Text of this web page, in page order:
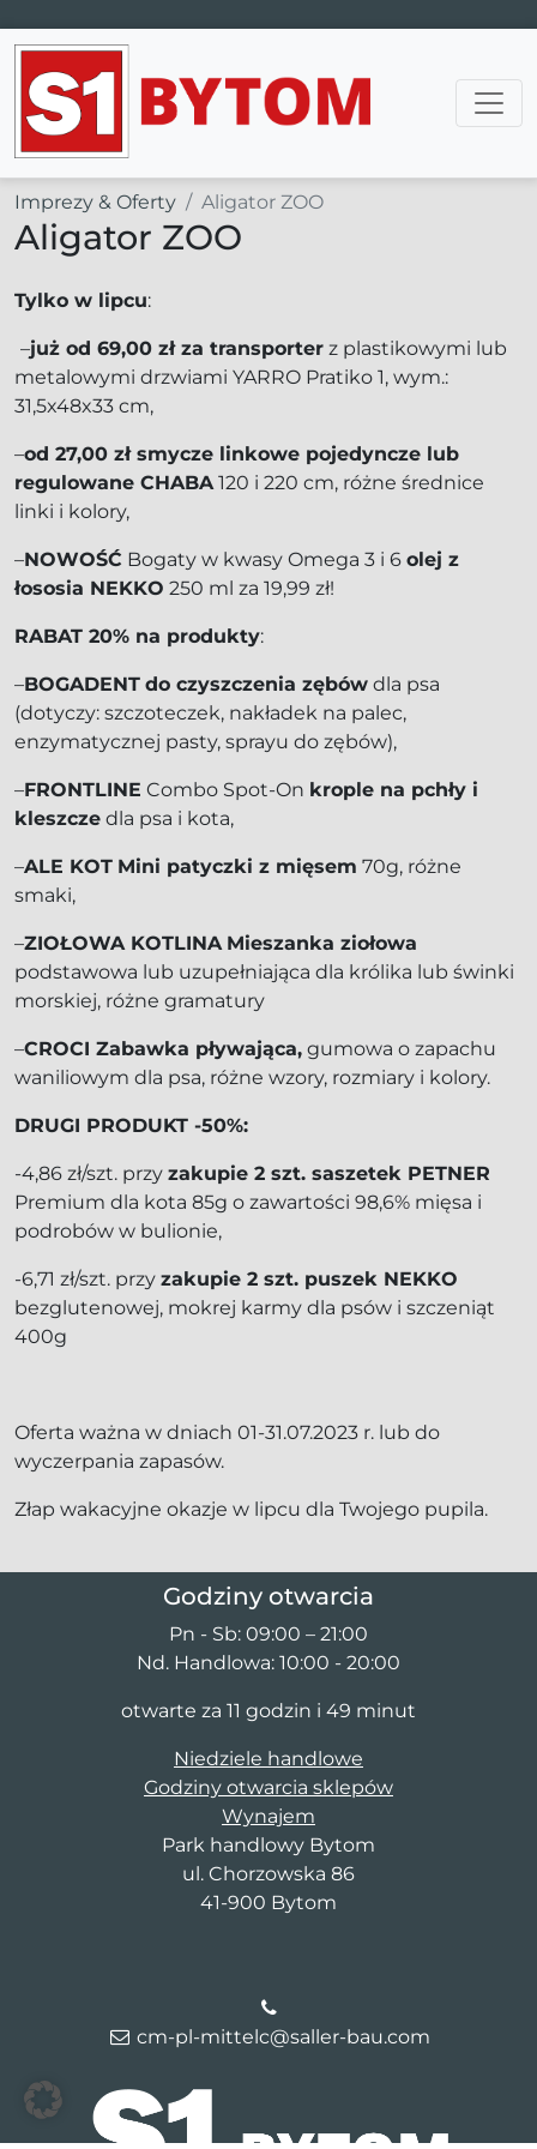
Main Navigation
Imprezy & Oferty Aligator ZOO
Aligator ZOO
Tylko w lipcu:
–już od 69,00 zł za transporter z plastikowymi lub
metalowymi drzwiami YARRO Pratiko 1, wym.:
31,5x48x33 cm,
–od 27,00 zł smycze linkowe pojedyncze lub
regulowane CHABA120 i 220 cm, różne średnice
linki i kolory,
–NOWOŚĆ Bogaty w kwasy Omega 3 i 6 olej z
łososia NEKKO 250 ml za 19,99 zł!
RABAT 20% na produkty:
–BOGADENT do czyszczenia zębów dla psa
(dotyczy: szczoteczek, nakładek na palec,
enzymatycznej pasty, sprayu do zębów),
–FRONTLINE Combo Spot-On krople na pchły i
kleszcze dla psa i kota,
–ALE KOT Mini patyczki z mięsem 70g, różne
smaki,
–ZIOŁOWA KOTLINA Mieszanka ziołowa
podstawowa lub uzupełniająca dla królika lub świnki
morskiej, różne gramatury
–CROCI Zabawka pływająca, gumowa o zapachu
waniliowym dla psa, różne wzory, rozmiary i kolory.
DRUGI PRODUKT -50%:
-4,86 zł/szt. przy zakupie 2 szt. saszetek PETNER
Premium dla kota 85g o zawartości 98,6% mięsa i
podrobów w bulionie,
-6,71 zł/szt. przy zakupie 2 szt. puszek NEKKO
bezglutenowej, mokrej karmy dla psów i szczeniąt
400g
Oferta ważna w dniach 01-31.07.2023 r. lub do
wyczerpania zapasów.
Złap wakacyjne okazje w lipcu dla Twojego pupila.
Godziny otwarcia
Pn - Sb: 09:00 – 21:00
Nd. Handlowa: 10:00 - 20:00
otwarte za 11 godzin i 49 minut
Niedziele handlowe
Godziny otwarcia sklepów
Wynajem
Park handlowy Bytom
ul. Chorzowska 86
41-900 Bytom
cm-pl-mittelc@saller-bau.com